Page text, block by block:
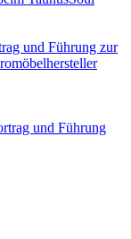
und Führung zur
und Führung